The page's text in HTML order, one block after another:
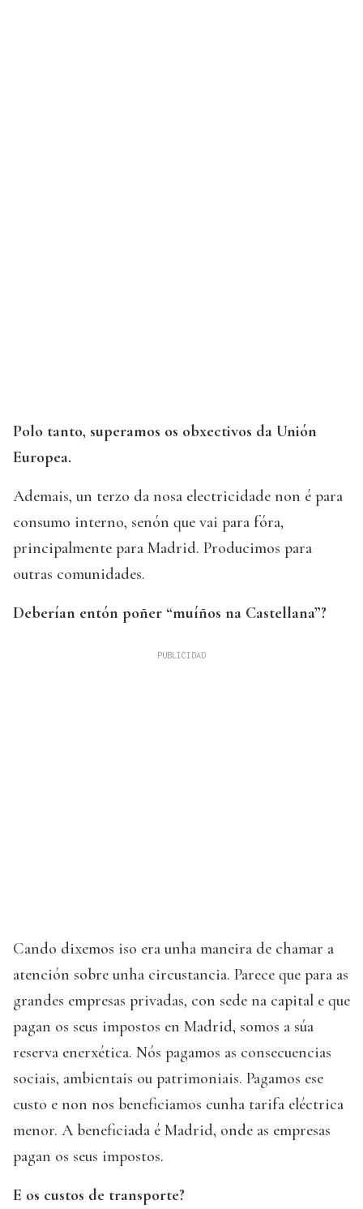
Polo tanto, superamos os obxectivos da Unión
Europea.
Ademais, un terzo da nosa electricidade non é para
consumo interno, senón que vai para fóra,
principalmente para Madrid. Producimos para
outras comunidades.
Deberían entón poñer “muíños na Castellana”?
Cando dixemos iso era unha maneira de chamar a
atención sobre unha circustancia. Parece que para as
grandes empresas privadas, con sede na capital e que
pagan os seus impostos en Madrid, somos a súa
reserva enerxética. Nós pagamos as consecuencias
sociais, ambientais ou patrimoniais. Pagamos ese
custo e non nos beneficiamos cunha tarifa eléctrica
menor. A beneficiada é Madrid, onde as empresas
pagan os seus impostos.
E os custos de transporte?